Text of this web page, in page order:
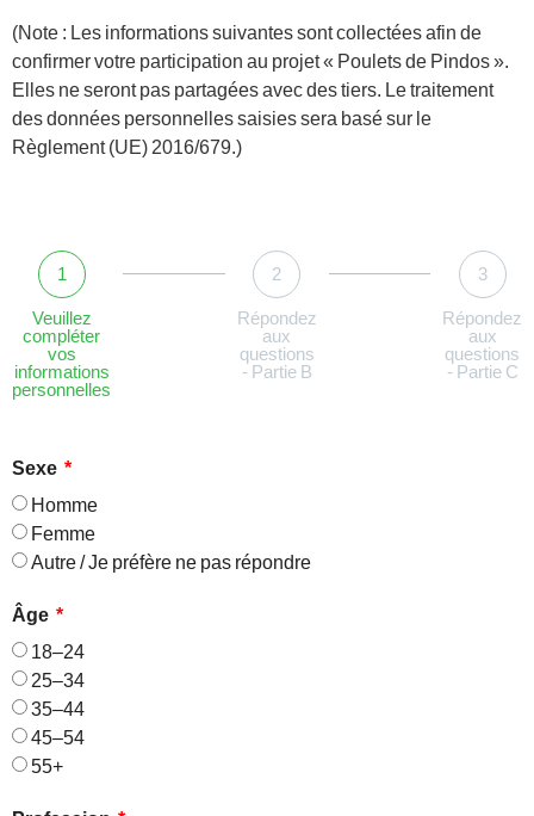
(Note : Les informations suivantes sont collectées afin de
confirmer votre participation au projet « Poulets de Pindos ».
Elles ne seront pas partagées avec des tiers. Le traitement
des données personnelles saisies sera basé sur le
Règlement (UE) 2016/679.)
1
Veuillez
compléter
vos
informations
personnelles
2
Répondez
aux
questions
- Partie B
3
Répondez
aux
questions
- Partie C
Sexe
Homme
Femme
Autre / Je préfère ne pas répondre
Âge
18–24
25–34
35–44
45–54
55+